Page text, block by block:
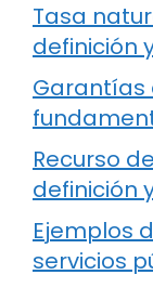
Tasa
definición
Garantías
Recurso
definición
Ejemplos
servicios